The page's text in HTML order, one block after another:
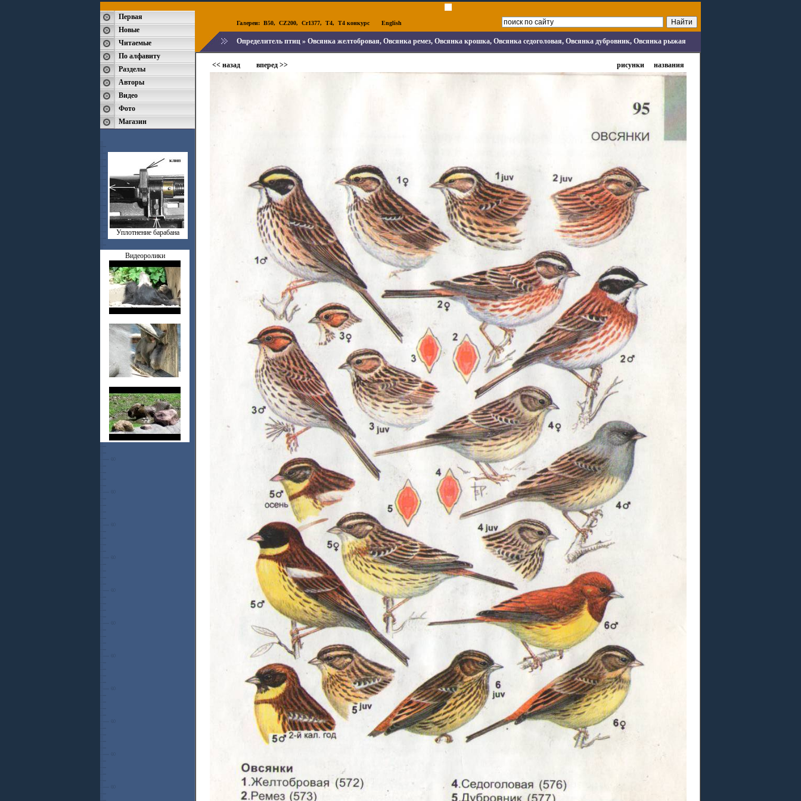
Первая
Новые
Читаемые
По алфавиту
Разделы
Авторы
Видео
Фото
Магазин
Уплотнение барабана
Видеоролики
Галереи: B50, CZ200, Cr1377, T4, T4 конкурс English
Определитель птиц » Овсянка желтобровая, Овсянка ремез, Овсянка крошка, Овсянка седоголовая, Овсянка дубровник, Овсянка рыжая
<< назад вперед >> рисунки названия